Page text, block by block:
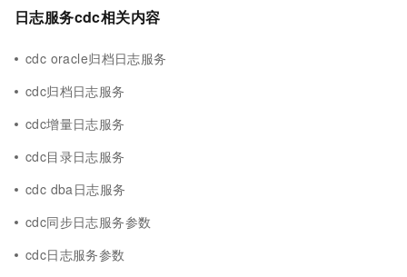
日志服务cdc相关内容
cdc oracle归档日志服务
cdc归档日志服务
cdc增量日志服务
cdc目录日志服务
cdc dba日志服务
cdc同步日志服务参数
cdc日志服务参数